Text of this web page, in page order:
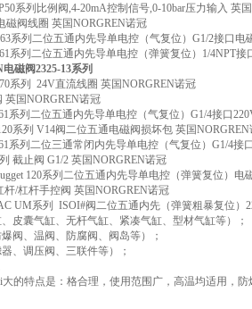
系列比例阀,4-20mA控制信号,0-10bar压力输入 英
磁阀线圈 英国NORGREN诺冠
系列二位五通内先导单电控（气复位）G1/2接口
系列二位五通内先导单电控（弹簧复位）1/4NPT
磁阀2325-13系列
系列 24V直流线圈 英国NORGREN诺冠
英国NORGREN诺冠
系列二位五通内先导单电控（气复位）G1/4接口
系列 V14阀二位五通电磁阀损坏包 英国
系列二位三通常闭内先导单电控（气复位）G1/4
截止阀 G1/2 英国NORGREN诺冠
120系列二位五通内先导单电控（弹簧复位）
杆/杠杆手控阀 英国NORGREN诺冠
UM系列 ISOI#阀二位五通内先（弹簧粗暴复位）
皮囊气缸、无杆气缸、紧凑气缸、型材气缸等）；
阀、温阀、防腐阀、阀岛等）；
、调压阀、三联件等）；
的特点是：格合理，使用范围广，高温均适用，防